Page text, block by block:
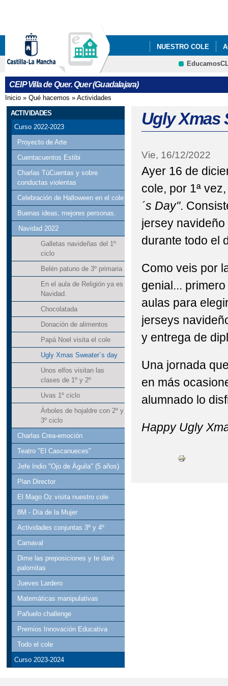
NUESTRO COLE
CEIP Villa de Quer. Quer (Guadalajara)
Se encuentra usted aquí
Inicio » Qué hacemos » Actividades
ACTIVIDADES
Curso 2022-2023
Proyecto de Arte
Cuentacuentos Estibi
Charlas TúCuentas y sobre
conductas violentas
Celebración de Halloween en el cole
Buenas ideas, mejores personas.
Navidad 2022
Galletas navideñas del 1º
ciclo
Belén patuno de 3º primaria
En el aula de Religión ya es
Navidad.
Chocolatada
Donación de alimentos
Papá Noel visita el cole
Ugly Xmas Sweater´s day
Unos elfos visitan las
clases de 1º y 2º
Uvas 1º ciclo
Árboles de hojaldre con 2º y
3º ciclo
Charlas Crea-emoción
Teatro "El Cascanueces"
Jefe Indio "Ojo de Águila" (5 años)
Plan Director
El Mago Oz visita nuestro cole
8M - Día de la Mujer
Actividades conjuntas 3º y 4º
Carnaval
Dime las preposiciones y te daré
palomitas
Jueves Lardero
Matemáticas manipulativas
Pañuelo challenge
Premios Innovación Educativa
Todo el cole
Curso 2023-2024
Ugly Xmas
Vie, 16/12/2022
Ayer 16 de
cole, por 1ª
´s Day".
jersey
durante todo el
Como veis por
genial...
aulas para
jerseys
y entrega de
Una jornada
en más
alumnado lo
Happy Ugly